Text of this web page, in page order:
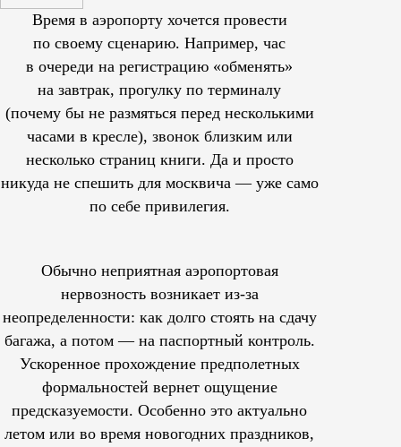
Время в аэропорту хочется провести
по своему сценарию. Например, час
в очереди на регистрацию «обменять»
на завтрак, прогулку по терминалу
(почему бы не размяться перед несколькими
часами в кресле), звонок близким или
несколько страниц книги. Да и просто
никуда не спешить для москвича — уже само
по себе привилегия.
Обычно неприятная аэропортовая
нервозность возникает из-за
неопределенности: как долго стоять на сдачу
багажа, а потом — на паспортный контроль.
Ускоренное прохождение предполетных
формальностей вернет ощущение
предсказуемости. Особенно это актуально
летом или во время новогодних праздников,